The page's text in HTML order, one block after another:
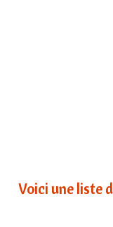
Voici une liste